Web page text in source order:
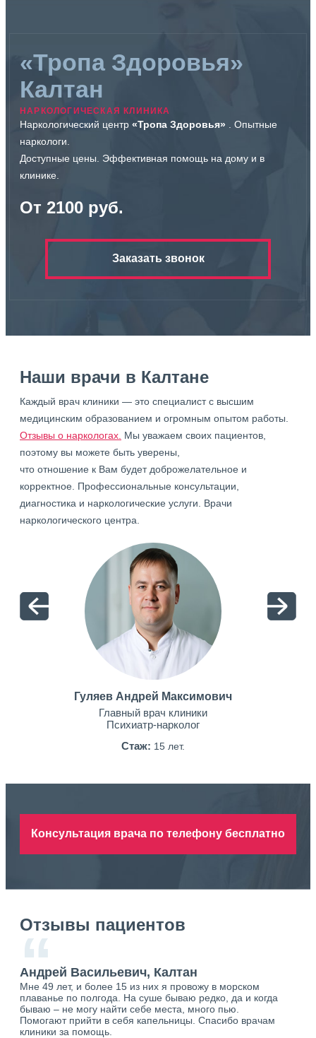
«Тропа Здоровья»
Калтан
НАРКОЛОГИЧЕСКАЯ КЛИНИКА
Наркологический центр «Тропа Здоровья»
. Опытные
наркологи.
Доступные цены. Эффективная помощь на дому и в
клинике.
От 2100 руб.
Заказать звонок
Наши врачи в Калтане
Каждый врач клиники — это специалист с высшим
медицинским образованием и огромным опытом работы.
Отзывы о наркологах. Мы уважаем своих пациентов,
поэтому вы можете быть уверены,
что отношение к Вам будет доброжелательное и
корректное. Профессиональные консультации,
диагностика и наркологические услуги. Врачи
наркологического центра.
Гуляев Андрей Максимович
Главный врач клиники
Психиатр-нарколог
Стаж: 15 лет.
Консультация врача по телефону бесплатно
Отзывы пациентов
“
Андрей Васильевич, Калтан
Мне 49 лет, и более 15 из них я провожу в морском
плаванье по полгода. На суше бываю редко, да и когда
бываю – не могу найти себе места, много пью.
Помогают прийти в себя капельницы. Спасибо врачам
клиники за помощь.